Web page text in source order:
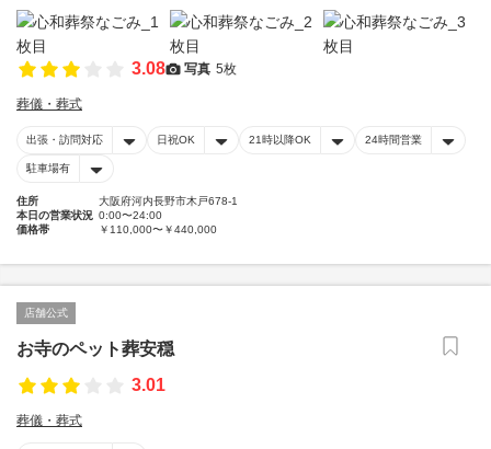
3.08 写真 5枚
葬儀・葬式
出張・訪問対応 日祝OK 21時以降OK 24時間営業
駐車場有
住所
大阪府河内長野市木戸678-1
本日の営業状況 0:00〜24:00
価格帯
￥110,000〜￥440,000
店舗公式
お寺のペット葬安穏
3.01
葬儀・葬式